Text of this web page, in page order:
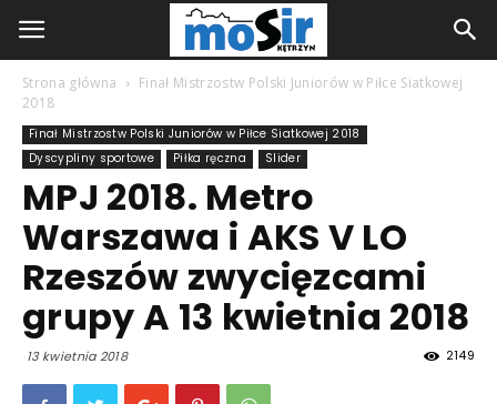
Strona główna
Finał Mistrzostw Polski Juniorów w Piłce Siatkowej
2018
Finał Mistrzostw Polski Juniorów w Piłce Siatkowej 2018
Dyscypliny sportowe
Piłka ręczna Slider
MPJ 2018. Metro
Warszawa i AKS V LO
Rzeszów zwycięzcami
grupy A 13 kwietnia 2018
13 kwietnia 2018 2149